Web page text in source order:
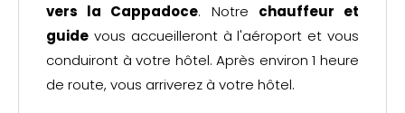
vers la Cappadoce. Notre chauffeur et
guide vous accueilleront à l'aéroport et vous
conduiront à votre hôtel. Après environ 1 heure
de route, vous arriverez à votre hôtel.